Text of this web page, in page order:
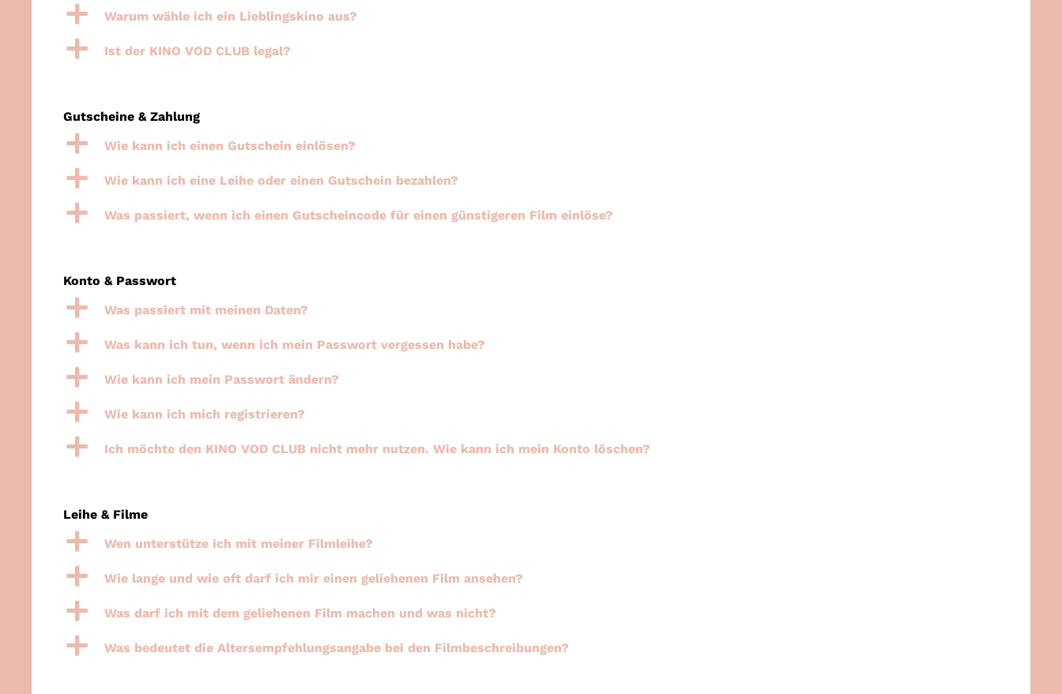
a Warum wähle ich ein Lieblingskino aus?
a Ist der KINO VOD CLUB legal?
Gutscheine & Zahlung
a Wie kann ich einen Gutschein einlösen?
a Wie kann ich eine Leihe oder einen Gutschein bezahlen?
a Was passiert, wenn ich einen Gutscheincode für einen günstigeren Film einlöse?
Konto & Passwort
a Was passiert mit meinen Daten?
a Was kann ich tun, wenn ich mein Passwort vergessen habe?
a Wie kann ich mein Passwort ändern?
a Wie kann ich mich registrieren?
a Ich möchte den KINO VOD CLUB nicht mehr nutzen. Wie kann ich mein Konto löschen?
Leihe & Filme
a Wen unterstütze ich mit meiner Filmleihe?
a Wie lange und wie oft darf ich mir einen geliehenen Film ansehen?
a Was darf ich mit dem geliehenen Film machen und was nicht?
a Was bedeutet die Altersempfehlungsangabe bei den Filmbeschreibungen?